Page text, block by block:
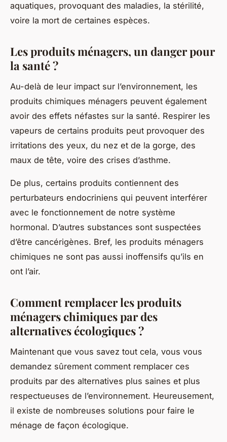
aquatiques, provoquant des maladies, la stérilité,
voire la mort de certaines espèces.
Les produits ménagers, un danger pour
la santé ?
Au-delà de leur impact sur l’environnement, les
produits chimiques ménagers peuvent également
avoir des effets néfastes sur la santé. Respirer les
vapeurs de certains produits peut provoquer des
irritations des yeux, du nez et de la gorge, des
maux de tête, voire des crises d’asthme.
De plus, certains produits contiennent des
perturbateurs endocriniens qui peuvent interférer
avec le fonctionnement de notre système
hormonal. D’autres substances sont suspectées
d’être cancérigènes. Bref, les produits ménagers
chimiques ne sont pas aussi inoffensifs qu’ils en
ont l’air.
Comment remplacer les produits
ménagers chimiques par des
alternatives écologiques ?
Maintenant que vous savez tout cela, vous vous
demandez sûrement comment remplacer ces
produits par des alternatives plus saines et plus
respectueuses de l’environnement. Heureusement,
il existe de nombreuses solutions pour faire le
ménage de façon écologique.